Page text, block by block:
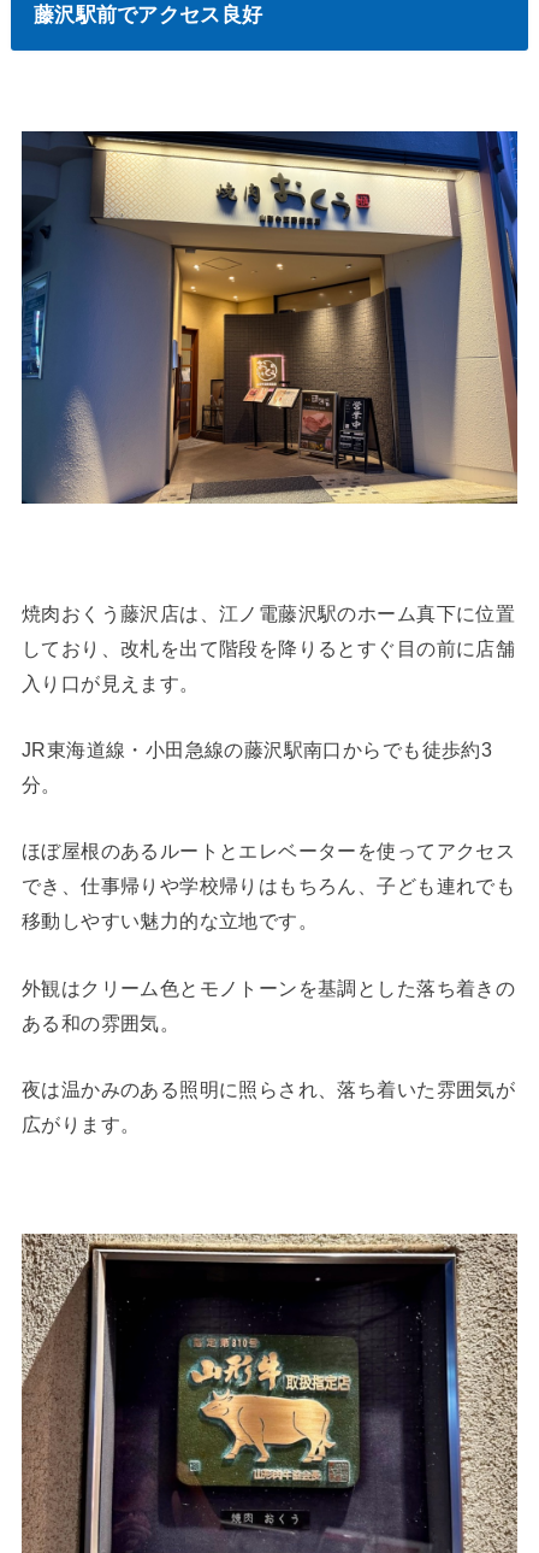
藤沢駅前でアクセス良好
焼肉おくう藤沢店は、江ノ電藤沢駅のホーム真下に位置
しており、改札を出て階段を降りるとすぐ目の前に店舗
入り口が見えます。
JR東海道線・小田急線の藤沢駅南口からでも徒歩約3
分。
ほぼ屋根のあるルートとエレベーターを使ってアクセス
でき、仕事帰りや学校帰りはもちろん、子ども連れでも
移動しやすい魅力的な立地です。
外観はクリーム色とモノトーンを基調とした落ち着きの
ある和の雰囲気。
夜は温かみのある照明に照らされ、落ち着いた雰囲気が
広がります。